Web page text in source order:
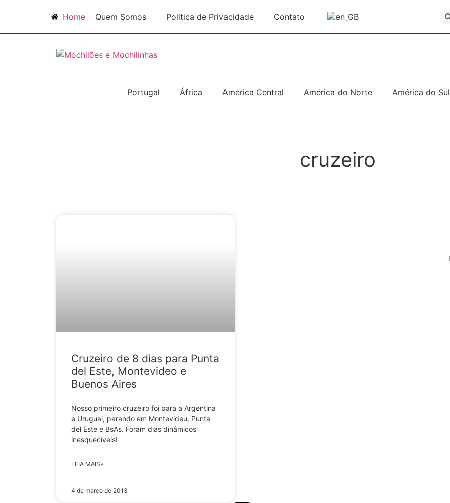
Home Quem Somos Politica de Privacidade Contato
Portugal África América Central América do Norte América do Sul
cruzeiro
Cruzeiro de 8 dias para Punta
del Este, Montevideo e
Buenos Aires
Nosso primeiro cruzeiro foi para a Argentina
e Uruguai, parando em Montevideu, Punta
del Este e BsAs. Foram dias dinâmicos
inesquecíveis!
LEIA MAIS»
4 de março de 2013